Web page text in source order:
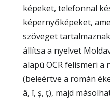
képeket, telefonnal
képernyőképeket,
szöveget
állítsa a nyelvet
alapú OCR felismeri
(beleértve a román
â, î, ș, ț), majd